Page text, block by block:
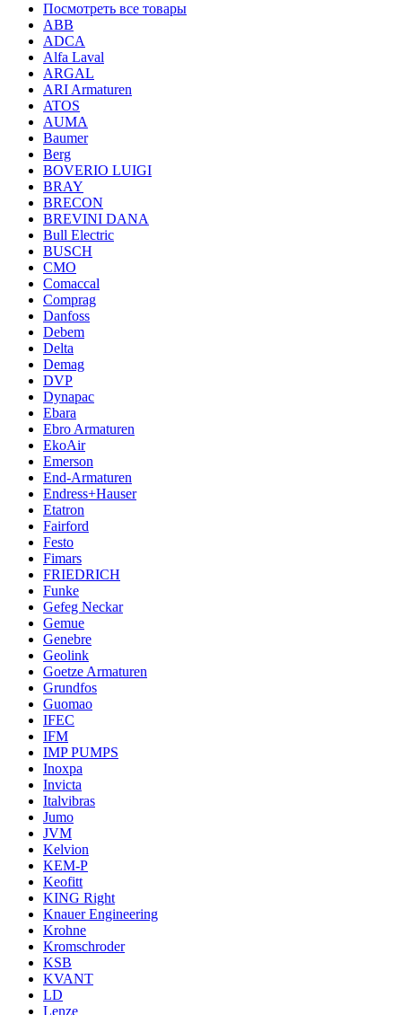
Посмотреть все товары
ABB
ADCA
Alfa Laval
ARGAL
ARI Armaturen
ATOS
AUMA
Baumer
Berg
BOVERIO LUIGI
BRAY
BRECON
BREVINI DANA
Bull Electric
BUSCH
CMO
Comaccal
Comprag
Danfoss
Debem
Delta
Demag
DVP
Dynapac
Ebara
Ebro Armaturen
EkoAir
Emerson
End-Armaturen
Endress+Hauser
Etatron
Fairford
Festo
Fimars
FRIEDRICH
Funke
Gefeg Neckar
Gemue
Genebre
Geolink
Goetze Armaturen
Grundfos
Guomao
IFEC
IFM
IMP PUMPS
Inoxpa
Invicta
Italvibras
Jumo
JVM
Kelvion
KEM-P
Keofitt
KING Right
Knauer Engineering
Krohne
Kromschroder
KSB
KVANT
LD
Lenze